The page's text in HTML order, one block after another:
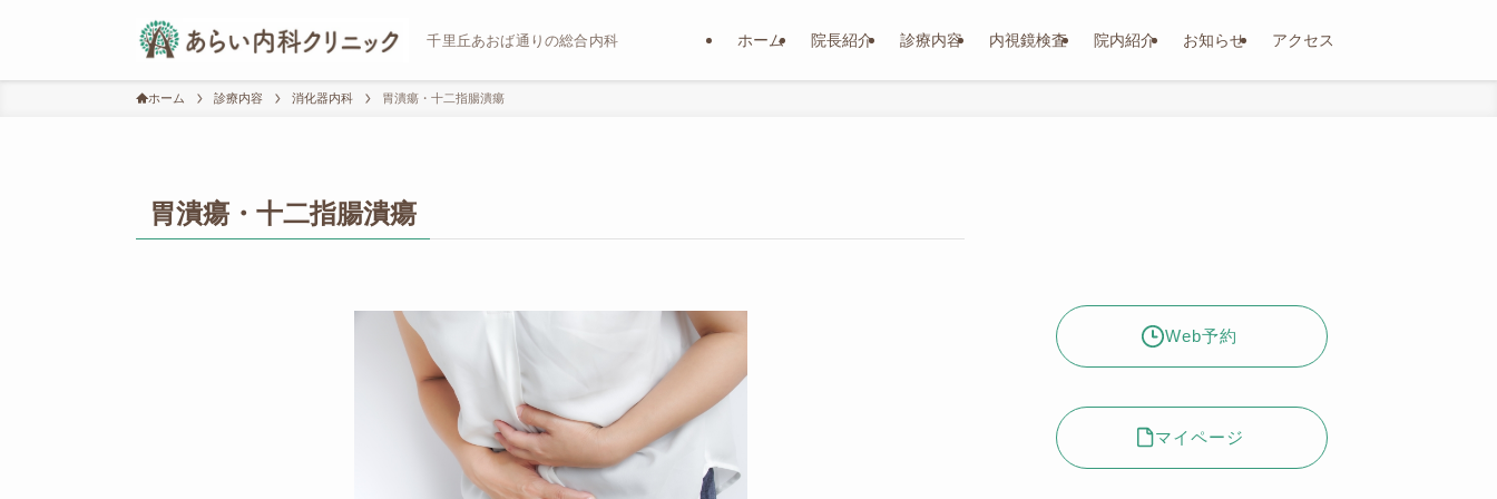
千里丘あおば通りの総合内科 ホーム 院長紹介 診療内容 内視鏡検査 院内紹介 お知らせ アクセス
ホーム 診療内容 消化器内科 胃潰瘍・十二指腸潰瘍
胃潰瘍・十二指腸潰瘍
Web予約
マイページ